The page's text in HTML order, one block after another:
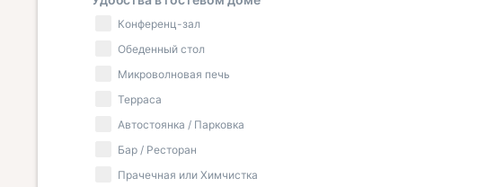
Конференц-зал
Обеденный стол
Микроволновая печь
Терраса
Автостоянка / Парковка
Бар / Ресторан
Прачечная или Химчистка